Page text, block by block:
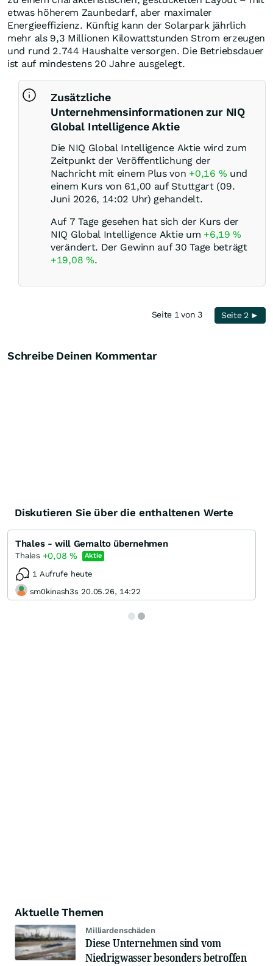
etwas höherem Zaunbedarf, aber maximaler
Energieeffizienz. Künftig kann der Solarpark jährlich
mehr als 9,3 Millionen Kilowattstunden Strom erzeugen
und rund 2.744 Haushalte versorgen. Die Betriebsdauer
ist auf mindestens 20 Jahre ausgelegt.
Zusätzliche
Unternehmensinformationen zur NIQ
Global Intelligence Aktie
Die NIQ Global Intelligence Aktie wird zum
Zeitpunkt der Veröffentlichung der
Nachricht mit einem Plus von +0,16 % und
einem Kurs von 61,00 auf Stuttgart (09.
Juni 2026, 14:02 Uhr) gehandelt.
Auf 7 Tage gesehen hat sich der Kurs der
NIQ Global Intelligence Aktie um +6,19%
verändert. Der Gewinn auf 30 Tage beträgt
+19,08 %.
Seite 1 von 3 Seite 2 ►
Schreibe Deinen Kommentar
Diskutieren Sie über die enthaltenen Werte
Thales - will Gemalto übernehmen
Thales +0,08% Aktie
1 Aufrufe heute
sm0kinash3s 20.05.26, 14:22
Aktuelle Themen
Milliardenschäden
Diese Unternehmen sind vom
Niedrigwasser besonders betroffen